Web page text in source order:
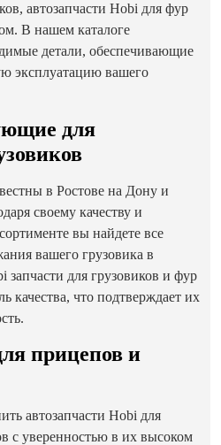
автозапчасти Hobi для фур
В нашем каталоге
детали, обеспечивающие
эксплуатацию вашего
для
в Ростове на Дону и
своему качеству и
вы найдете все
вашего грузовика в
запчасти для грузовиков и фур
качества, что подтверждает их
прицепов и
автозапчасти Hobi для
с уверенностью в их высоком